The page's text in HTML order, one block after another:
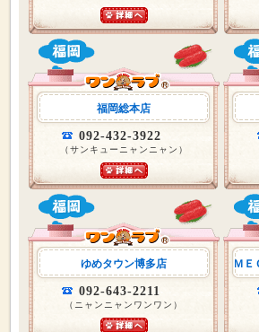
福岡総本店
092-432-3922
（サンキューニャンニャン）
ゆめタウン博多店
092-643-2211
（ニャンニャンワンワン）
ＭＥ